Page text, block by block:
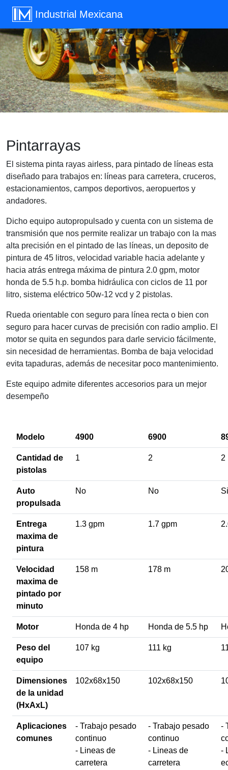
Industrial Mexicana
Pintarrayas
El sistema pinta rayas airless, para pintado de líneas esta
diseñado para trabajos en: líneas para carretera, cruceros,
estacionamientos, campos deportivos, aeropuertos y
andadores.
Dicho equipo autopropulsado y cuenta con un sistema de
transmisión que nos permite realizar un trabajo con la mas
alta precisión en el pintado de las líneas, un deposito de
pintura de 45 litros, velocidad variable hacia adelante y
hacia atrás entrega máxima de pintura 2.0 gpm, motor
honda de 5.5 h.p. bomba hidráulica con ciclos de 11 por
litro, sistema eléctrico 50w-12 vcd y 2 pistolas.
Rueda orientable con seguro para línea recta o bien con
seguro para hacer curvas de precisión con radio amplio. El
motor se quita en segundos para darle servicio fácilmente,
sin necesidad de herramientas. Bomba de baja velocidad
evita tapaduras, además de necesitar poco mantenimiento.
Este equipo admite diferentes accesorios para un mejor
desempeño
Modelo 4900 6900
Cantidad de
pistolas
1 2 2
Auto
propulsada
No No Si
Entrega
maxima de
pintura
1.3 gpm 1.7 gpm
Velocidad
maxima de
pintado por
minuto
158 m 178 m
Motor Honda de 4 hp Honda de 5.5 hp
Peso del
equipo
107 kg 111 kg
Dimensiones
de la unidad
(HxAxL)
102x68x150 102x68x150
Aplicaciones
comunes
- Trabajo pesado
continuo
- Lineas de
carretera
- Trabajo pesado
continuo
- Lineas de
carretera
-
-